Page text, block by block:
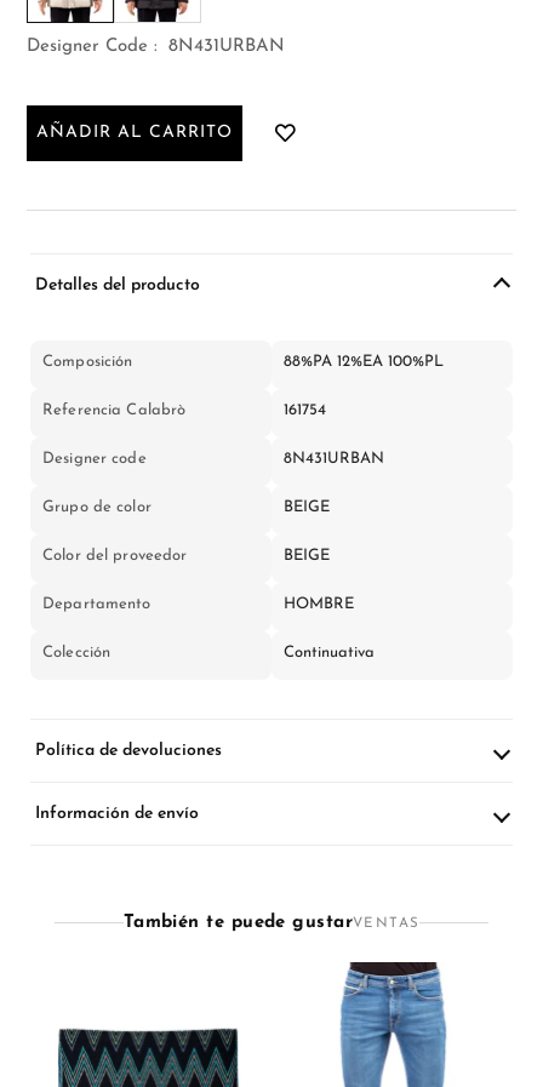
Designer Code : 8N431URBAN
AÑADIR AL CARRITO
Detalles del producto
Composición 88%PA 12%EA 100%PL
Referencia Calabrò 161754
Designer code 8N431URBAN
Grupo de color BEIGE
Color del proveedor BEIGE
Departamento HOMBRE
Colección Continuativa
Política de devoluciones
Información de envío
También te puede gustarVENTAS